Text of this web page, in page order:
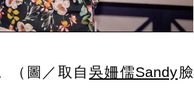
（圖／取自 吳姍儒Sandy臉